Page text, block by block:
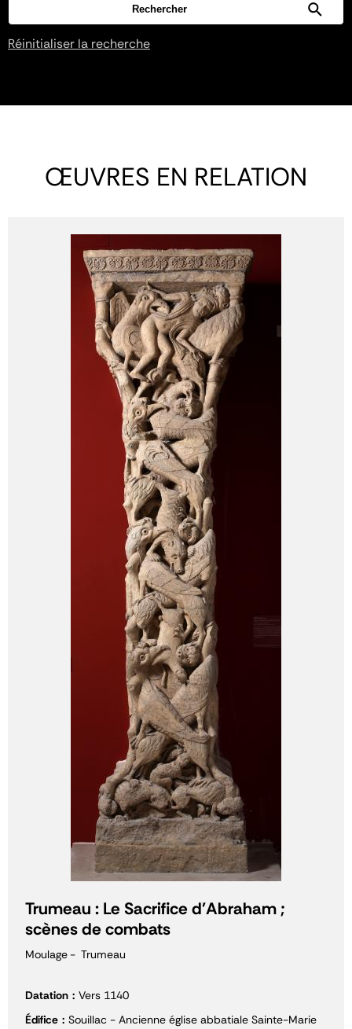
Réinitialiser la recherche
ŒUVRES EN RELATION
Trumeau : Le Sacrifice d'Abraham ;
scènes de combats
Moulage Trumeau
Datation
Vers 1140
Édifice
Souillac - Ancienne église abbatiale Sainte-Marie